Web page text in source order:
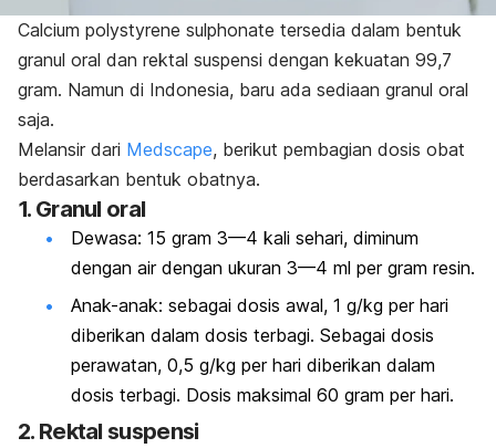
Calcium polystyrene sulphonate tersedia dalam bentuk
granul oral dan rektal suspensi dengan kekuatan 99,7
gram. Namun di Indonesia, baru ada sediaan granul oral
saja.
Melansir dari Medscape, berikut pembagian dosis obat
berdasarkan bentuk obatnya.
1. Granul oral
Dewasa: 15 gram 3—4 kali sehari, diminum
dengan air dengan ukuran 3—4 ml per gram resin.
Anak-anak: sebagai dosis awal, 1 g/kg per hari
diberikan dalam dosis terbagi. Sebagai dosis
perawatan, 0,5 g/kg per hari diberikan dalam
dosis terbagi. Dosis maksimal 60 gram per hari.
2. Rektal suspensi